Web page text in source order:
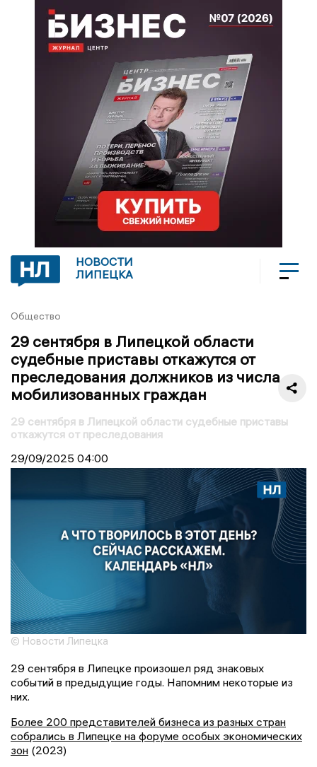
НОВОСТИ
ЛИПЕЦКА
Общество
29 сентября в Липецкой области
судебные приставы откажутся от
преследования должников из числа
мобилизованных граждан
29 сентября в Липецкой области судебные приставы
откажутся от преследования
29/09/2025 04:00
© Новости Липецка
29 сентября в Липецке произошел ряд знаковых
событий в предыдущие годы. Напомним некоторые из
них.
Более 200 представителей бизнеса из разных стран
собрались в Липецке на форуме особых экономических
зон (2023)